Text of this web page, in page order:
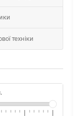
техніки